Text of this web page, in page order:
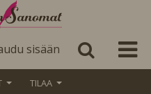
sisään
TILAA